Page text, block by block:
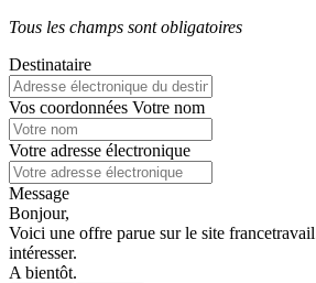
Tous les champs sont obligatoires
Destinataire
Vos coordonnées Votre nom
Votre adresse électronique
Message
Bonjour,
Voici une offre parue sur le site
intéresser.
A bientôt.